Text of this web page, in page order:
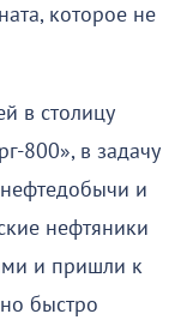
которое не
в столицу
800», в задачу
и
нефтяники
и пришли к
быстро